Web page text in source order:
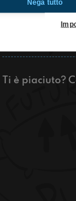
https://
Ti è piaciuto?
Nega tutto